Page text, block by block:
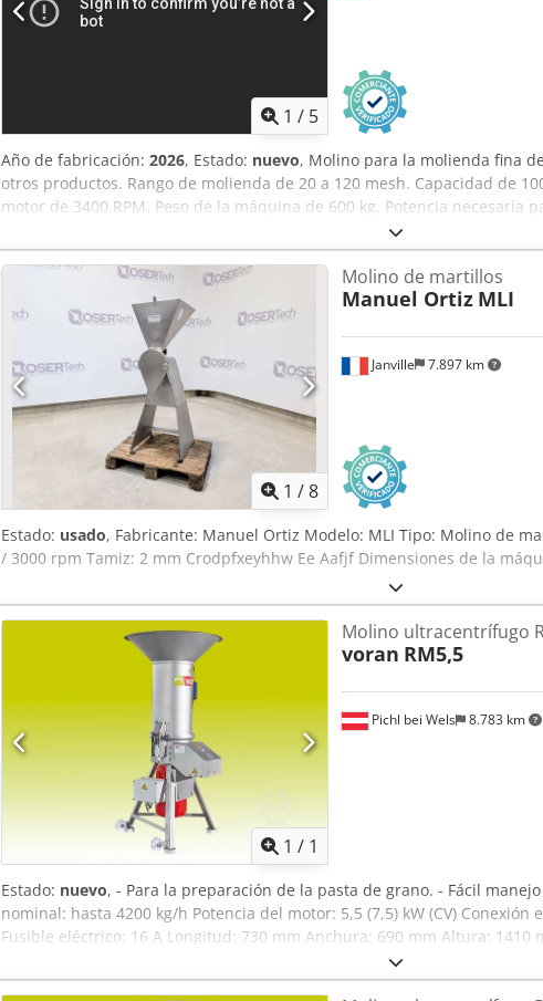
1 / 5
Año de fabricación: 2026, Estado: nuevo, Molino para la molienda fina
otros productos. Rango de molienda de 20 a 120 mesh. Capacidad de
motor de 3400 RPM. Peso de la máquina de 600 kg. Potencia necesaria
máquina: 11 kW. La máquina cuenta con un sistema adicional de
máquina está fabricada en acero inoxidable SUS304. Crodpfxjk S Rpus
1 /8
Janville 7.897 km
Molino de martillos
Manuel Ortiz MLI
Estado: usado, Fabricante: Manuel Ortiz Modelo: MLI Tipo: Molino de
/ 3000 rpm Tamiz: 2 mm Crodpfxeyhhw Ee Aafjf Dimensiones de la
1 / 1
Pichl bei Wels 8.783 km
Molino ultracentrífugo
voran RM5,5
Estado: nuevo, - Para la preparación de la pasta de grano. - Fácil
nominal: hasta 4200 kg/h Potencia del motor: 5,5 (7,5) kW (CV) Conexión
Fusible eléctrico: 16 A Longitud: 730 mm Anchura: 690 mm Altura: 1410
1410 mm Peso: 88 kg Crsdpsb I Sxkjfx Aafjf Material: 1.4301 / AISI 304
mm Alcance del suministro: tamiz cortador de 9 mm.